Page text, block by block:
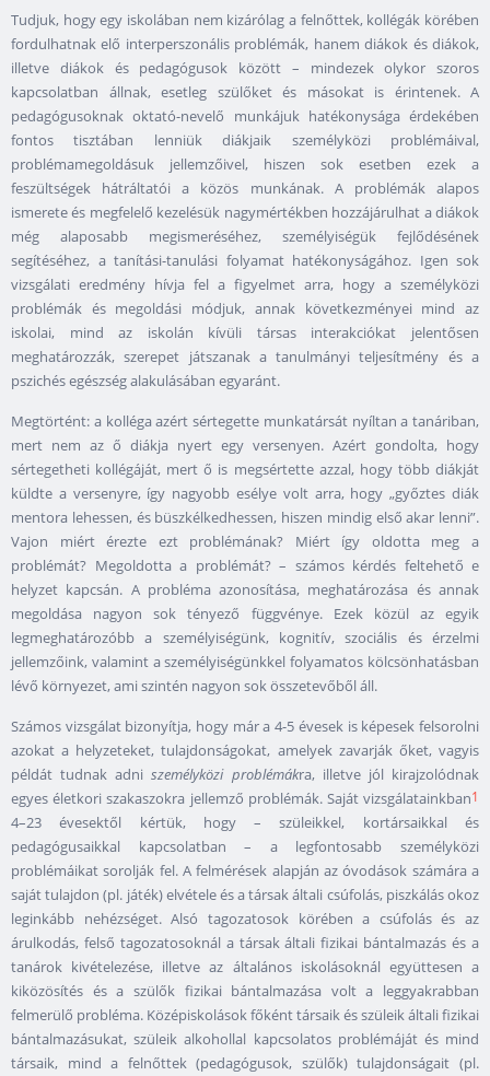
Tudjuk, hogy egy iskolában nem kizárólag a felnőttek, kollégák körében
fordulhatnak elő interperszonális problémák, hanem diákok és diákok,
illetve diákok és pedagógusok között – mindezek olykor szoros
kapcsolatban állnak, esetleg szülőket és másokat is érintenek. A
pedagógusoknak oktató-nevelő munkájuk hatékonysága érdekében
fontos tisztában lenniük diákjaik személyközi problémáival,
problémamegoldásuk jellemzőivel, hiszen sok esetben ezek a
feszültségek hátráltatói a közös munkának. A problémák alapos
ismerete és megfelelő kezelésük nagymértékben hozzájárulhat a diákok
még alaposabb megismeréséhez, személyiségük fejlődésének
segítéséhez, a tanítási-tanulási folyamat hatékonyságához. Igen sok
vizsgálati eredmény hívja fel a figyelmet arra, hogy a személyközi
problémák és megoldási módjuk, annak következményei mind az
iskolai, mind az iskolán kívüli társas interakciókat jelentősen
meghatározzák, szerepet játszanak a tanulmányi teljesítmény és a
pszichés egészség alakulásában egyaránt.
Megtörtént: a kolléga azért sértegette munkatársát nyíltan a tanáriban,
mert nem az ő diákja nyert egy versenyen. Azért gondolta, hogy
sértegetheti kollégáját, mert ő is megsértette azzal, hogy több diákját
küldte a versenyre, így nagyobb esélye volt arra, hogy „győztes diák
mentora lehessen, és büszkélkedhessen, hiszen mindig első akar lenni”.
Vajon miért érezte ezt problémának? Miért így oldotta meg a
problémát? Megoldotta a problémát? – számos kérdés feltehető e
helyzet kapcsán. A probléma azonosítása, meghatározása és annak
megoldása nagyon sok tényező függvénye. Ezek közül az egyik
legmeghatározóbb a személyiségünk, kognitív, szociális és érzelmi
jellemzőink, valamint a személyiségünkkel folyamatos kölcsönhatásban
lévő környezet, ami szintén nagyon sok összetevőből áll.
Számos vizsgálat bizonyítja, hogy már a 4-5 évesek is képesek felsorolni
azokat a helyzeteket, tulajdonságokat, amelyek zavarják őket, vagyis
példát tudnak adniszemélyközi problémákra, illetve jól kirajzolódnak
egyes életkori szakaszokra jellemző problémák. Saját vizsgálatainkban1
4–23 évesektől kértük, hogy – szüleikkel, kortársaikkal és
pedagógusaikkal kapcsolatban – a legfontosabb személyközi
problémáikat sorolják fel. A felmérések alapján az óvodások számára a
saját tulajdon (pl. játék) elvétele és a társak általi csúfolás, piszkálás okoz
leginkább nehézséget. Alsó tagozatosok körében a csúfolás és az
árulkodás, felső tagozatosoknál a társak általi fizikai bántalmazás és a
tanárok kivételezése, illetve az általános iskolásoknál együttesen a
kiközösítés és a szülők fizikai bántalmazása volt a leggyakrabban
felmerülő probléma. Középiskolások főként társaik és szüleik általi fizikai
bántalmazásukat, szüleik alkohollal kapcsolatos problémáját és mind
társaik, mind a felnőttek (pedagógusok, szülők) tulajdonságait (pl.